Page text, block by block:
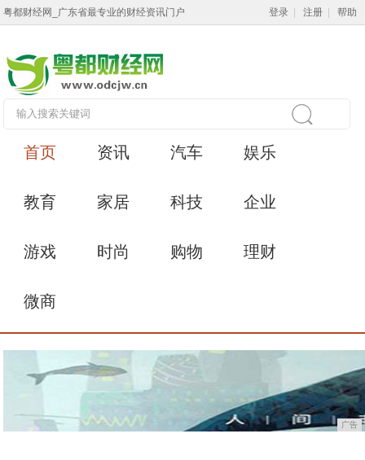
粤都财经网_广东省最专业的财经资讯门户 登录 注册 帮助
首页 资讯 汽车 娱乐
教育 家居 科技 企业
游戏 时尚 购物 理财
微商
广告